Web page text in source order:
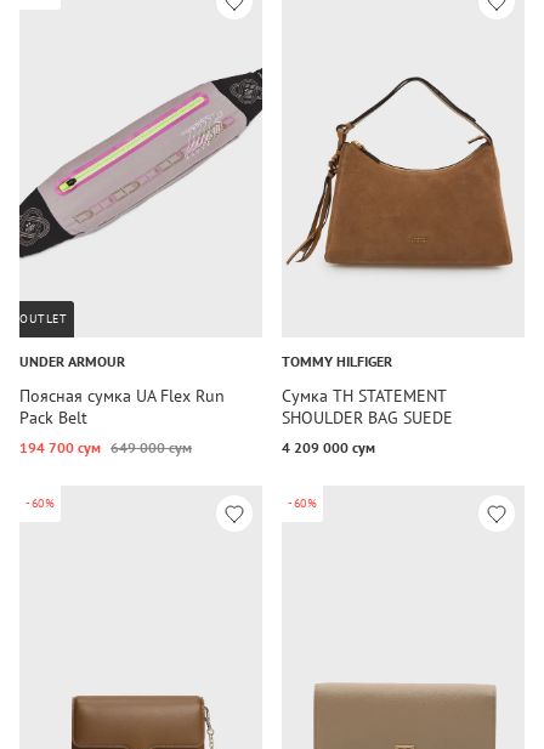
OUTLET
UNDER ARMOUR
Поясная сумка UA Flex Run
Pack Belt
194 700 сум 649 000 сум
TOMMY HILFIGER
Сумка TH STATEMENT
SHOULDER BAG SUEDE
4 209 000 сум
-60% -60%